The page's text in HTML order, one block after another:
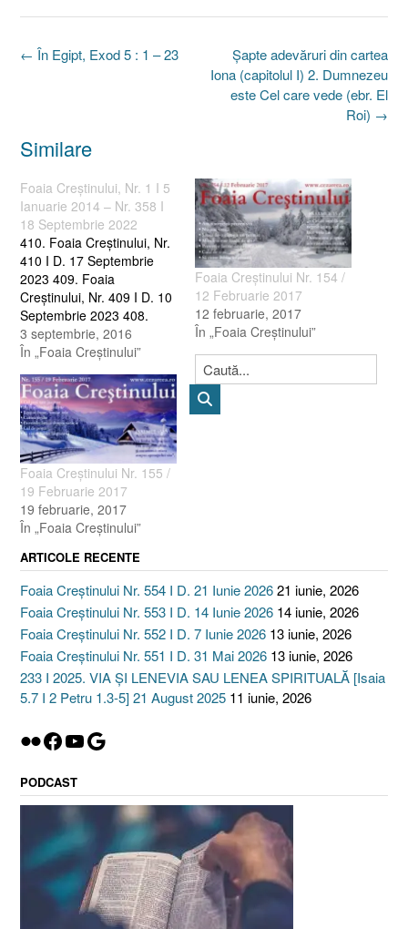
Post
Şapte adevăruri din cartea
Iona (capitolul I) 2. Dumnezeu
este Cel care vede (ebr. El
Roi) →
← În Egipt, Exod 5 : 1 – 23
Similare
Foaia Creştinului, Nr. 1 I 5
Ianuarie 2014 – Nr. 358 I
18 Septembrie 2022
410. Foaia Creştinului, Nr.
410 I D. 17 Septembrie
2023 409. Foaia
Creştinului, Nr. 409 I D. 10
Septembrie 2023 408.
Foaia Creştinului, Nr. 408 I
D. 3 Septembrie 2023 407.
D. 27 August 2023 406.
Foaia Creştinului, Nr. 406 I
D. 20 August 2023…
3 septembrie, 2016
În „Foaia Creştinului”
Foaia Creştinului Nr. 154 /
12 Februarie 2017
12 februarie, 2017
În „Foaia Creştinului”
Foaia Creştinului Nr. 155 /
19 Februarie 2017
19 februarie, 2017
În „Foaia Creştinului”
ARTICOLE RECENTE
Foaia Creștinului Nr. 554 I D. 21 Iunie 202621 iunie, 2026
Foaia Creștinului Nr. 553 I D. 14 Iunie 2026 14 iunie, 2026
Foaia Creștinului Nr. 552 I D. 7 Iunie 2026 13 iunie, 2026
Foaia Creștinului Nr. 551 I D. 31 Mai 2026 13 iunie, 2026
233 I 2025. VIA ȘI LENEVIA SAU LENEA SPIRITUALĂ [Isaia
5.7 I 2 Petru 1.3-5] 21 August 2025 11 iunie, 2026
Flickr
Facebook
YouTube
Google
PODCAST